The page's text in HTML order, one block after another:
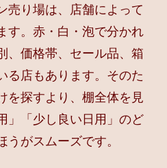
売り場は、店舗によって
す。赤・白・泡で分かれ
、価格帯、セール品、箱
る店もあります。そのた
を探すより、棚全体を見
」「少し良い日用」のど
うがスムーズです。